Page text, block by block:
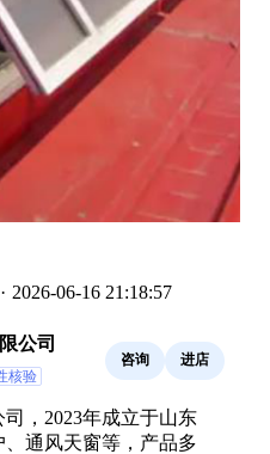
· 2026-06-16 21:18:57
公司
核验
咨询 进店
，2023年成立于山东
通风天窗等，产品多